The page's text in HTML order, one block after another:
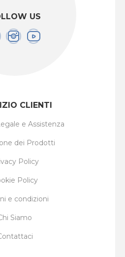
US
CLIENTI
e Assistenza
dei Prodotti
Policy
Policy
e condizioni
Siamo